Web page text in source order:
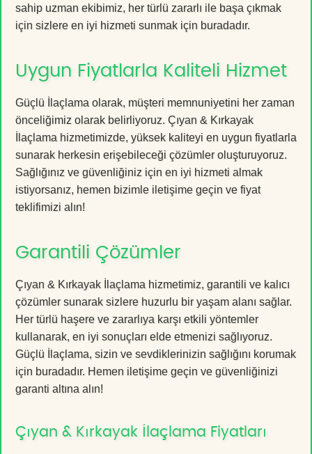
sahip uzman ekibimiz, her türlü zararlı ile başa çıkmak
için sizlere en iyi hizmeti sunmak için buradadır.
Uygun Fiyatlarla Kaliteli Hizmet
Güçlü İlaçlama olarak, müşteri memnuniyetini her zaman
önceliğimiz olarak belirliyoruz. Çıyan & Kırkayak
İlaçlama hizmetimizde, yüksek kaliteyi en uygun fiyatlarla
sunarak herkesin erişebileceği çözümler oluşturuyoruz.
Sağlığınız ve güvenliğiniz için en iyi hizmeti almak
istiyorsanız, hemen bizimle iletişime geçin ve fiyat
teklifimizi alın!
Garantili Çözümler
Çıyan & Kırkayak İlaçlama hizmetimiz, garantili ve kalıcı
çözümler sunarak sizlere huzurlu bir yaşam alanı sağlar.
Her türlü haşere ve zararlıya karşı etkili yöntemler
kullanarak, en iyi sonuçları elde etmenizi sağlıyoruz.
Güçlü İlaçlama, sizin ve sevdiklerinizin sağlığını korumak
için buradadır. Hemen iletişime geçin ve güvenliğinizi
garanti altına alın!
Çıyan & Kırkayak İlaçlama Fiyatları